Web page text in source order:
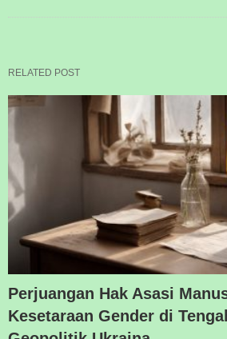
RELATED POST
Perjuangan Hak Asasi
Kesetaraan Gender di